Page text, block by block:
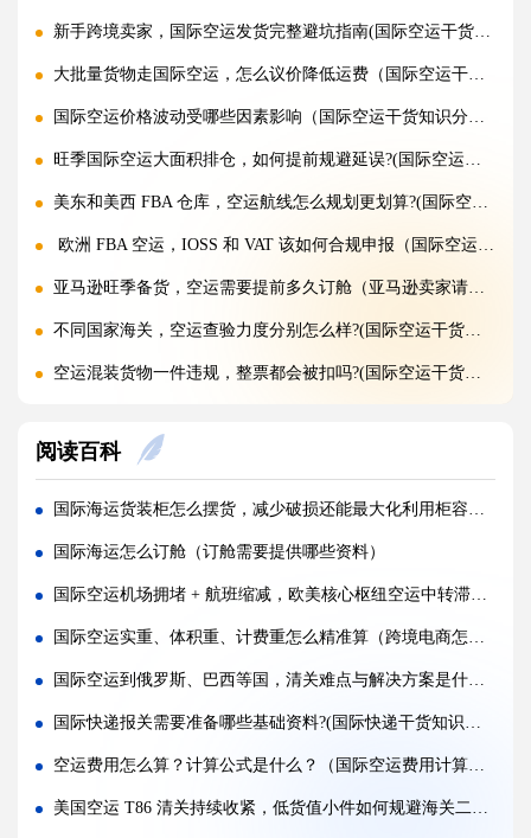
新手跨境卖家，国际空运发货完整避坑指南(国际空运干货知识分享)
大批量货物走国际空运，怎么议价降低运费（国际空运干货知识分享）
国际空运价格波动受哪些因素影响（国际空运干货知识分享）
旺季国际空运大面积排仓，如何提前规避延误?(国际空运干货知识分享)
美东和美西 FBA 仓库，空运航线怎么规划更划算?(国际空运干货知识分享)
欧洲 FBA 空运，IOSS 和 VAT 该如何合规申报（国际空运干货知识分享）
亚马逊旺季备货，空运需要提前多久订舱（亚马逊卖家请注意）
不同国家海关，空运查验力度分别怎么样?(国际空运干货知识分享)
空运混装货物一件违规，整票都会被扣吗?(国际空运干货知识分享)
空运品名申报错误，会面临哪些罚款与处罚?(国际空运干货知识分享)
国际空运货物被扣，最快多久可以清关放行?(国际空运干货知识分享)
国际空运计费重与实际重、体积重怎么换算（国际空运干货知识分享）
普通货物走国际空运最低多少公斤起运（不清楚的外贸人看过来）
国际空运和国际快递到底有哪些核心区别（国际物流干货知识分享）
国际空运计费重与实际重、体积重怎么换算（国际空运干货知识分享）
国际空运客机和全货机分别适合运什么货物（国际空运干货知识分享）
如何查询国际快递实时物流轨迹?(国际快递干货知识分享)
国际快递关税收取标准是什么，多少金额免税?(国际快递干货知识分享)
阅读百科
国际海运货装柜怎么摆货，减少破损还能最大化利用柜容（国际海运干货知识分享）
国际海运怎么订舱（订舱需要提供哪些资料）
国际空运机场拥堵 + 航班缩减，欧美核心枢纽空运中转滞货问题怎么解决（跨境电商卖家请注意）
国际空运实重、体积重、计费重怎么精准算（跨境电商怎样减少泡货亏重）
国际空运到俄罗斯、巴西等国，清关难点与解决方案是什么（国际空运干货知识分享）
国际快递报关需要准备哪些基础资料?(国际快递干货知识分享)
空运费用怎么算？计算公式是什么？（国际空运费用计算总逻辑是怎样的）
美国空运 T86 清关持续收紧，低货值小件如何规避海关二次审核）（国际空运干货知识分享）